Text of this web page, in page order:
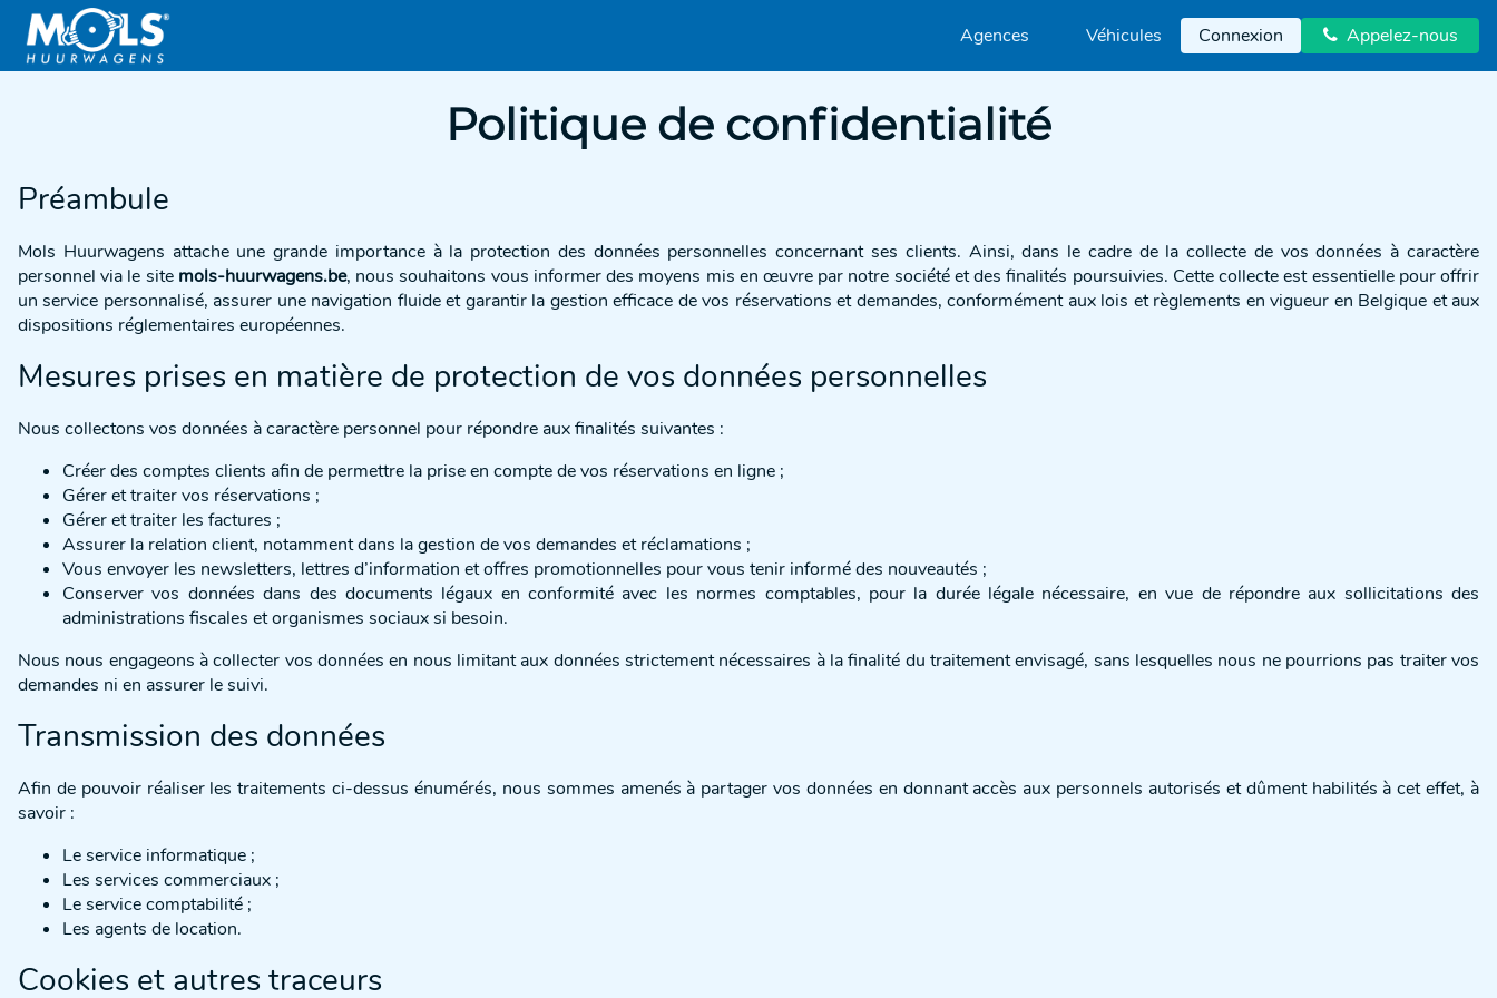
Agences Véhicules Connexion  Appelez-nous
Politique de confidentialité
Préambule
Mols Huurwagens attache une grande importance à la protection des données personnelles concernant ses clients. Ainsi, dans le cadre de la collecte de vos données à caractère
personnel via le site mols-huurwagens.be, nous souhaitons vous informer des moyens mis en œuvre par notre société et des finalités poursuivies. Cette collecte est essentielle pour offrir
un service personnalisé, assurer une navigation fluide et garantir la gestion efficace de vos réservations et demandes, conformément aux lois et règlements en vigueur en Belgique et aux
dispositions réglementaires européennes.
Mesures prises en matière de protection de vos données personnelles
Nous collectons vos données à caractère personnel pour répondre aux finalités suivantes :
Créer des comptes clients afin de permettre la prise en compte de vos réservations en ligne ;
Gérer et traiter vos réservations ;
Gérer et traiter les factures ;
Assurer la relation client, notamment dans la gestion de vos demandes et réclamations ;
Vous envoyer les newsletters, lettres d’information et offres promotionnelles pour vous tenir informé des nouveautés ;
Conserver vos données dans des documents légaux en conformité avec les normes comptables, pour la durée légale nécessaire, en vue de répondre aux sollicitations des
administrations fiscales et organismes sociaux si besoin.
Nous nous engageons à collecter vos données en nous limitant aux données strictement nécessaires à la finalité du traitement envisagé, sans lesquelles nous ne pourrions pas traiter vos
demandes ni en assurer le suivi.
Transmission des données
Afin de pouvoir réaliser les traitements ci-dessus énumérés, nous sommes amenés à partager vos données en donnant accès aux personnels autorisés et dûment habilités à cet effet, à
savoir :
Le service informatique ;
Les services commerciaux ;
Le service comptabilité ;
Les agents de location.
Cookies et autres traceurs